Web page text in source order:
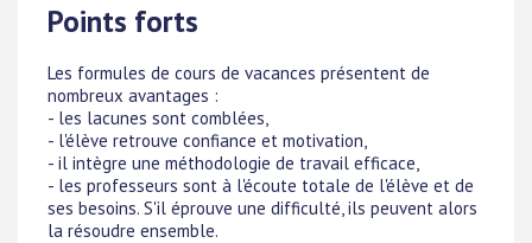
Points forts
Les formules de cours de vacances présentent de
nombreux avantages :
- les lacunes sont comblées,
- l'élève retrouve confiance et motivation,
- il intègre une méthodologie de travail efficace,
- les professeurs sont à l'écoute totale de l'élève et de
ses besoins. S'il éprouve une difficulté, ils peuvent alors
la résoudre ensemble.